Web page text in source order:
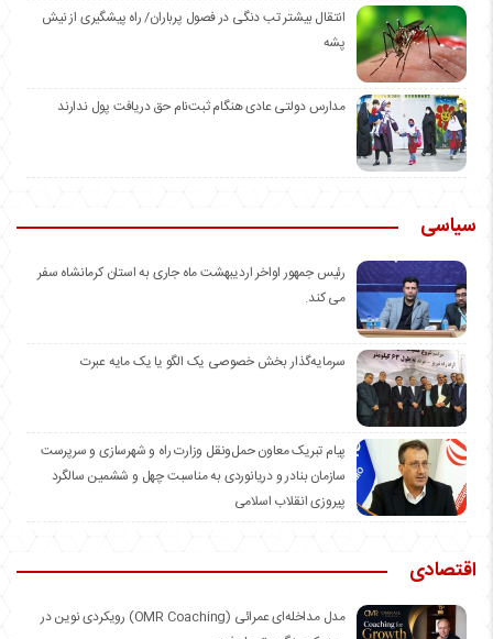
انتقال بیشتر تب دنگی در فصول پرباران/ راه پیشگیری از نیش
پشه
مدارس دولتی عادی هنگام ثبت‌نام حق دریافت پول ندارند
سیاسی
رئیس جمهور اواخر اردیبهشت ماه جاری به استان کرمانشاه سفر
می کند.
سرمایه‌گذار بخش خصوصی یک الگو یا یک مایه عبرت
️پیام تبریک معاون حمل‌ونقل وزارت راه و شهرسازی و سرپرست
سازمان بنادر و دریانوردی به مناسبت چهل و ششمین سالگرد
پیروزی انقلاب اسلامی
اقتصادی
مدل مداخله‌ای عمرائی (OMR Coaching) رویکردی نوین در